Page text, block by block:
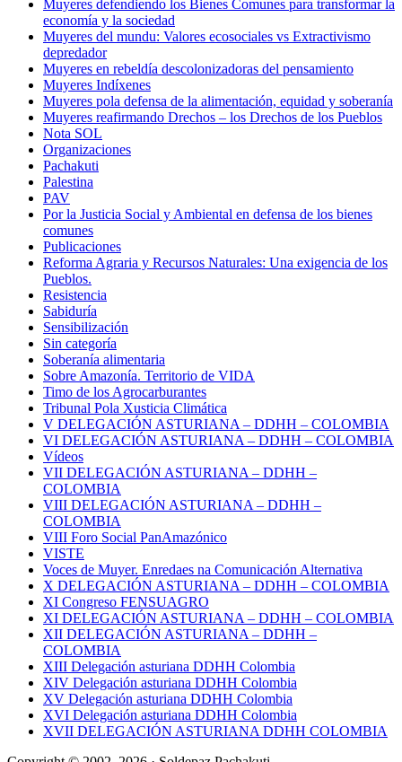
Muyeres defendiendo los Bienes Comunes para transformar la
economía y la sociedad
Muyeres del mundu: Valores ecosociales vs Extractivismo
depredador
Muyeres en rebeldía descolonizadoras del pensamiento
Muyeres Indíxenes
Muyeres pola defensa de la alimentación, equidad y soberanía
Muyeres reafirmando Drechos – los Drechos de los Pueblos
Nota SOL
Organizaciones
Pachakuti
Palestina
PAV
Por la Justicia Social y Ambiental en defensa de los bienes
comunes
Publicaciones
Reforma Agraria y Recursos Naturales: Una exigencia de los
Pueblos.
Resistencia
Sabiduría
Sensibilización
Sin categoría
Soberanía alimentaria
Sobre Amazonía. Territorio de VIDA
Timo de los Agrocarburantes
Tribunal Pola Xusticia Climática
V DELEGACIÓN ASTURIANA – DDHH – COLOMBIA
VI DELEGACIÓN ASTURIANA – DDHH – COLOMBIA
Vídeos
VII DELEGACIÓN ASTURIANA – DDHH –
COLOMBIA
VIII DELEGACIÓN ASTURIANA – DDHH –
COLOMBIA
VIII Foro Social PanAmazónico
VISTE
Voces de Muyer. Enredaes na Comunicación Alternativa
X DELEGACIÓN ASTURIANA – DDHH – COLOMBIA
XI Congreso FENSUAGRO
XI DELEGACIÓN ASTURIANA – DDHH – COLOMBIA
XII DELEGACIÓN ASTURIANA – DDHH –
COLOMBIA
XIII Delegación asturiana DDHH Colombia
XIV Delegación asturiana DDHH Colombia
XV Delegación asturiana DDHH Colombia
XVI Delegación asturiana DDHH Colombia
XVII DELEGACIÓN ASTURIANA DDHH COLOMBIA